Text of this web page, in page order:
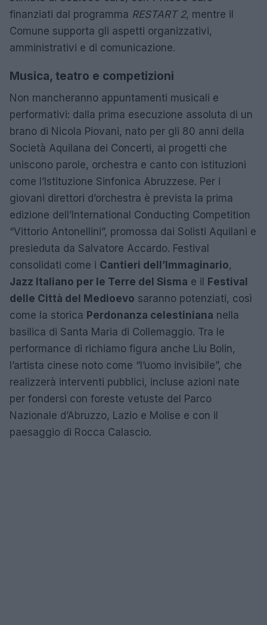
finanziati dal programma RESTART 2, mentre il
Comune supporta gli aspetti organizzativi,
amministrativi e di comunicazione.
Musica, teatro e competizioni
Non mancheranno appuntamenti musicali e
performativi: dalla prima esecuzione assoluta di un
brano di Nicola Piovani, nato per gli 80 anni della
Società Aquilana dei Concerti, ai progetti che
uniscono parole, orchestra e canto con istituzioni
come l’Istituzione Sinfonica Abruzzese. Per i
giovani direttori d’orchestra è prevista la prima
edizione dell’International Conducting Competition
“Vittorio Antonellini”, promossa dai Solisti Aquilani e
presieduta da Salvatore Accardo. Festival
consolidati come i Cantieri dell’Immaginario,
Jazz Italiano per le Terre del Sisma e il Festival
delle Città del Medioevo saranno potenziati, così
come la storica Perdonanza celestiniana nella
basilica di Santa Maria di Collemaggio. Tra le
performance di richiamo figura anche Liu Bolin,
l’artista cinese noto come “l’uomo invisibile”, che
realizzerà interventi pubblici, incluse azioni nate
per fondersi con foreste vetuste del Parco
Nazionale d’Abruzzo, Lazio e Molise e con il
paesaggio di Rocca Calascio.